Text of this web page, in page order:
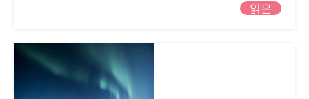
읽은